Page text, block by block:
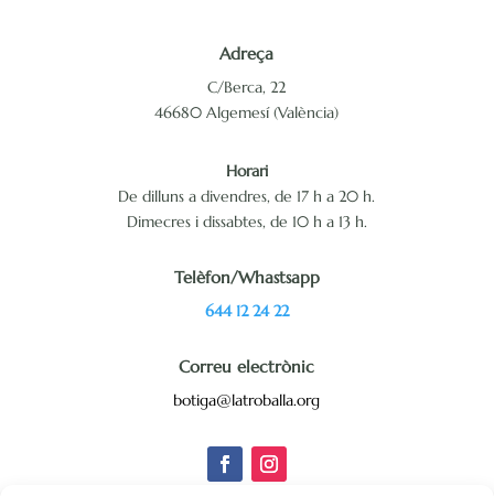
Adreça
C/Berca, 22
46680 Algemesí (València)
Horari
De dilluns a divendres, de 17 h a 20 h.
Dimecres i dissabtes, de 10 h a 13 h.
Telèfon/Whastsapp
644 12 24 22
Correu electrònic
botiga@latroballa.org